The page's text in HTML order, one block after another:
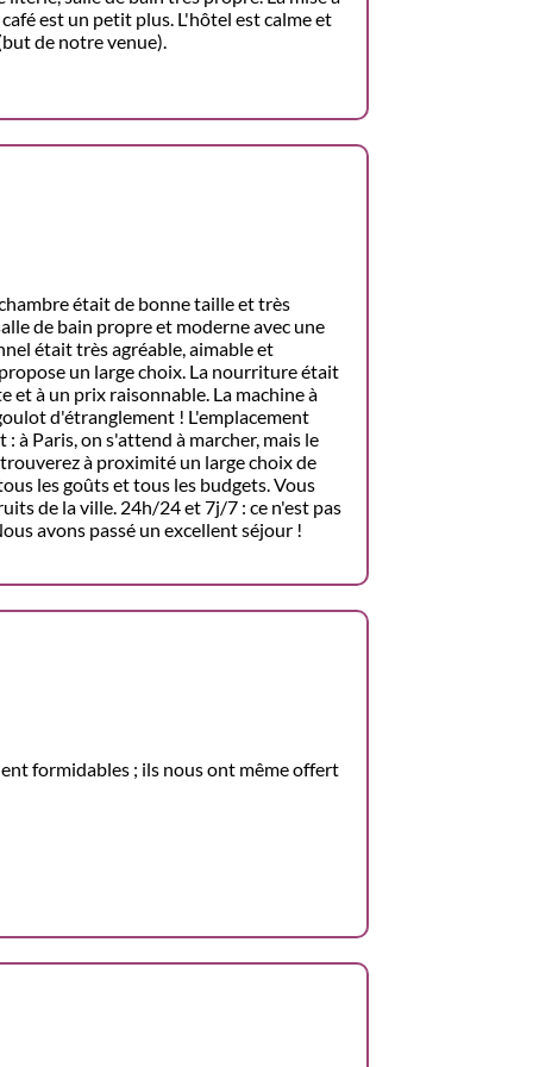
est un petit plus. L'hôtel est calme et
de notre venue).
était de bonne taille et très
de bain propre et moderne avec une
était très agréable, aimable et
un large choix. La nourriture était
et à un prix raisonnable. La machine à
d'étranglement ! L'emplacement
à Paris, on s'attend à marcher, mais le
à proximité un large choix de
les goûts et tous les budgets. Vous
de la ville. 24h/24 et 7j/7 : ce n'est pas
avons passé un excellent séjour !
formidables ; ils nous ont même offert